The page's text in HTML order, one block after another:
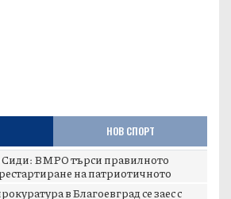
НОВ СПОРТ
Сиди: ВМРО търси правилното
на патриотичното
в Благоевград се заес с